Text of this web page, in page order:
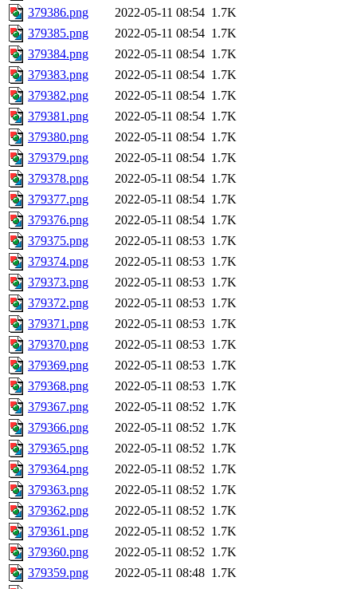
379386.png
2022-05-11 08:54 1.7K
379385.png
2022-05-11 08:54 1.7K
379384.png
2022-05-11 08:54 1.7K
379383.png
2022-05-11 08:54 1.7K
379382.png
2022-05-11 08:54 1.7K
379381.png
2022-05-11 08:54 1.7K
379380.png
2022-05-11 08:54 1.7K
379379.png
2022-05-11 08:54 1.7K
379378.png
2022-05-11 08:54 1.7K
379377.png
2022-05-11 08:54 1.7K
379376.png
2022-05-11 08:54 1.7K
379375.png
2022-05-11 08:53 1.7K
379374.png
2022-05-11 08:53 1.7K
379373.png
2022-05-11 08:53 1.7K
379372.png
2022-05-11 08:53 1.7K
379371.png
2022-05-11 08:53 1.7K
379370.png
2022-05-11 08:53 1.7K
379369.png
2022-05-11 08:53 1.7K
379368.png
2022-05-11 08:53 1.7K
379367.png
2022-05-11 08:52 1.7K
379366.png
2022-05-11 08:52 1.7K
379365.png
2022-05-11 08:52 1.7K
379364.png
2022-05-11 08:52 1.7K
379363.png
2022-05-11 08:52 1.7K
379362.png
2022-05-11 08:52 1.7K
379361.png
2022-05-11 08:52 1.7K
379360.png
2022-05-11 08:52 1.7K
379359.png
2022-05-11 08:48 1.7K